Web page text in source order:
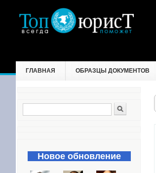
ГЛАВНАЯ ОБРАЗЦЫ ДОКУМЕНТОВ
Форма поиска
Новое обновление